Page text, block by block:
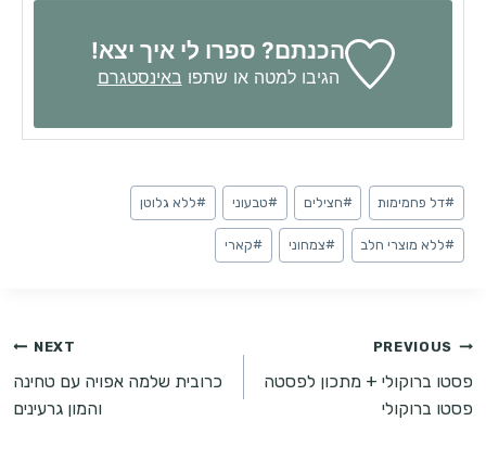
הכנתם? ספרו לי איך יצא!
הגיבו למטה או שתפו באינסטגרם
Post
Tags:
#דל פחמימות #חצילים #טבעוני #ללא גלוטן
#ללא מוצרי חלב #צמחוני #קארי
ניווטPREVIOUS
פסטו ברוקולי + מתכון לפסטה
פסטו ברוקולי
NEXT
כרובית שלמה אפויה עם טחינה
והמון גרעינים